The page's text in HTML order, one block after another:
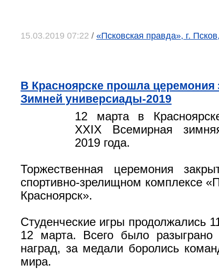
15.03.2019 07:22 / «Псковская правда», г.
В Красноярске прошла церемония
Зимней универсиады-2019
12 марта в
XXIX Всемирная
2019 года.
Торжественная церемония
спортивно-зрелищном комплексе
Красноярск».
Студенческие игры продолжались
12 марта. Всего было разыграно
наград, за медали боролись
мира.